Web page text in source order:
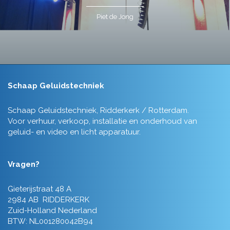
Piet de Jong
Schaap Geluidstechniek
Schaap Geluidstechniek, Ridderkerk / Rotterdam.
Voor verhuur, verkoop, installatie en onderhoud van
geluid- en video en licht apparatuur.
Vragen?
Gieterijstraat 48 A
2984 AB RIDDERKERK
Zuid-Holland Nederland
BTW: NL001280042B94